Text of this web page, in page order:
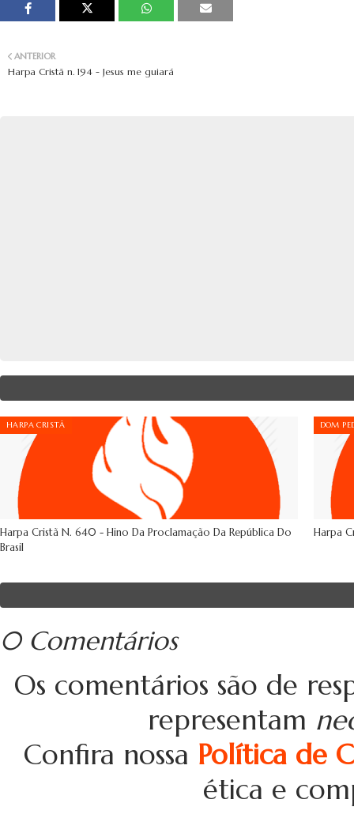
ANTERIOR
Harpa Cristã n. 194 - Jesus me guiará
HARPA CRISTÃ
Harpa Cristã N. 640 - Hino Da Proclamação Da República Do
Brasil
DOM
Harpa
0 Comentários
Os comentários são de
representam
Confira nossa Política de
ética e